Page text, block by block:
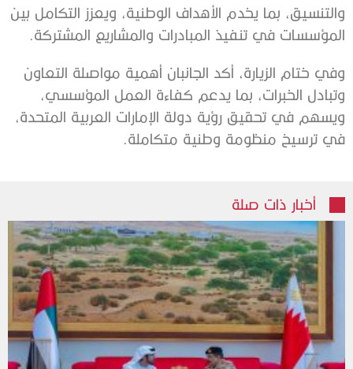
والتنسيق، بما يخدم الأهداف الوطنية، ويعزز التكامل بين
المؤسسات في تنفيذ المبادرات والمشاريع المشتركة.
وفي ختام الزيارة، أكد الجانبان أهمية مواصلة التعاون
وتبادل الخبرات، بما يدعم كفاءة العمل المؤسسي،
ويسهم في تحقيق رؤية دولة الإمارات العربية المتحدة،
في ترسيخ منظومة وطنية متكاملة.
أخبار ذات صلة